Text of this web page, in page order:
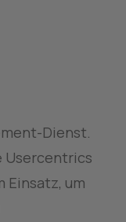
Dienst.
Usercentrics
Einsatz, um